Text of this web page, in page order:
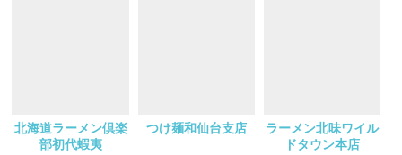
北海道ラーメン倶楽
部初代蝦夷
つけ麺和仙台支店
ラーメン北味ワイル
ドタウン本店